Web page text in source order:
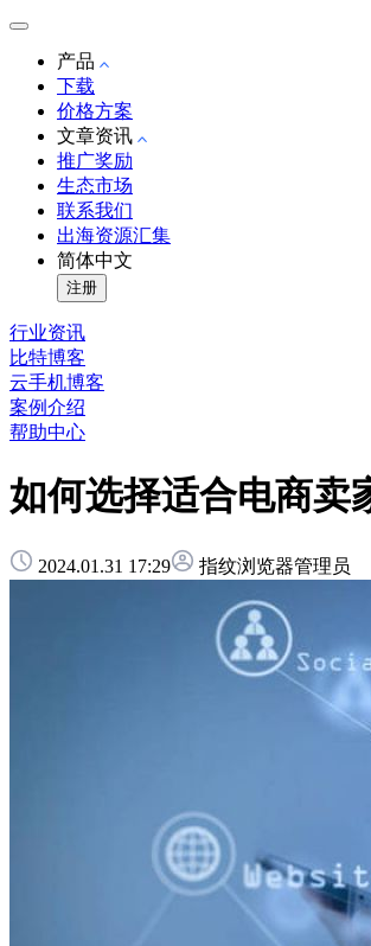
产品
下载
价格方案
文章资讯
推广奖励
生态市场
联系我们
出海资源汇集
简体中文
注册
行业资讯
比特博客
云手机博客
案例介绍
帮助中心
如何选择适合电商卖
2024.01.31 17:29 指纹浏览器管理员